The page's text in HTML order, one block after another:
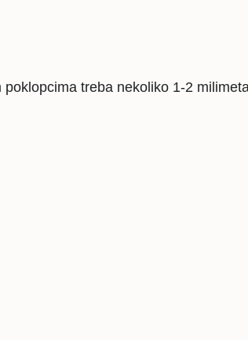
treba nekoliko 1-2